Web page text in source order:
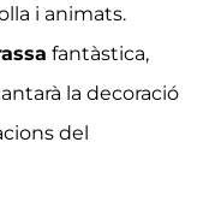
i animats.
fantàstica,
la decoració
del